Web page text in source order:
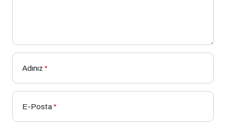
Adınız *
E-Posta*